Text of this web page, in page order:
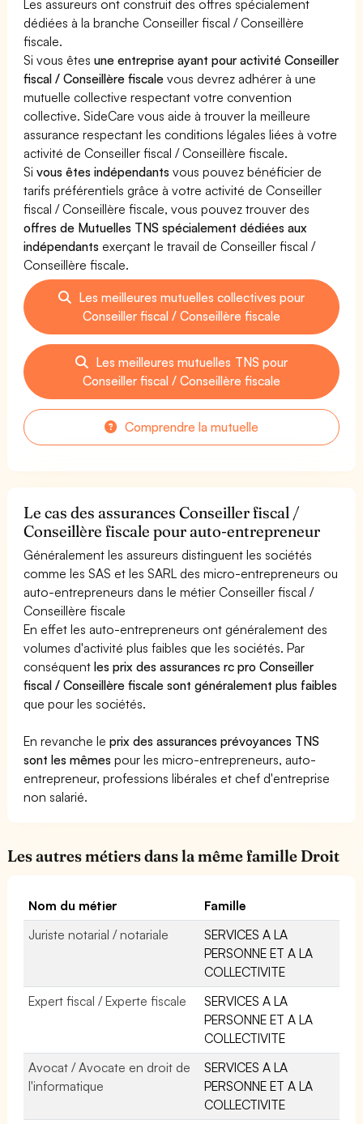
Les assureurs ont construit des offres spécialement
dédiées à la branche Conseiller fiscal / Conseillère
fiscale.
Si vous êtesune entreprise ayant pour activité Conseiller
fiscal / Conseillère fiscale vous devrez adhérer à une
mutuelle collective respectant votre convention
collective. SideCare vous aide à trouver la meilleure
assurance respectant les conditions légales liées à votre
activité de Conseiller fiscal / Conseillère fiscale.
Sivous êtes indépendants vous pouvez bénéficier de
tarifs préférentiels grâce à votre activité de Conseiller
fiscal / Conseillère fiscale, vous pouvez trouver des
offres de Mutuelles TNS spécialement dédiées aux
indépendants exerçant le travail de Conseiller fiscal /
Conseillère fiscale.
Les meilleures mutuelles collectives pour
Conseiller fiscal / Conseillère fiscale
Les meilleures mutuelles TNS pour
Conseiller fiscal / Conseillère fiscale
Comprendre la mutuelle
Le cas des assurances Conseiller fiscal /
Conseillère fiscale pour auto-entrepreneur
Généralement les assureurs distinguent les sociétés
comme les SAS et les SARL des micro-entrepreneurs ou
auto-entrepreneurs dans le métier Conseiller fiscal /
Conseillère fiscale
En effet les auto-entrepreneurs ont généralement des
volumes d'activité plus faibles que les sociétés. Par
conséquentles prix des assurances rc pro Conseiller
fiscal / Conseillère fiscale sont généralement plus faibles
que pour les sociétés.
En revanche leprix des assurances prévoyances TNS
sont les mêmes pour les micro-entrepreneurs, auto-
entrepreneur, professions libérales et chef d'entreprise
non salarié.
Les autres métiers dans la même famille Droit
Nom du métier
Famille
Juriste notarial / notariale
SERVICES A LA
PERSONNE ET A LA
COLLECTIVITE
Expert fiscal / Experte fiscale
SERVICES A LA
PERSONNE ET A LA
COLLECTIVITE
Avocat / Avocate en droit de
l'informatique
SERVICES A LA
PERSONNE ET A LA
COLLECTIVITE